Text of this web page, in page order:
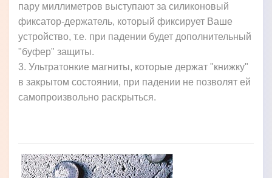
пару миллиметров выступают за силиконовый
фиксатор-держатель, который фиксирует Ваше
устройство, т.е. при падении будет дополнительный
"буфер" защиты.
3. Ультратонкие магниты, которые держат "книжку"
в закрытом состоянии, при падении не позволят ей
самопроизвольно раскрыться.